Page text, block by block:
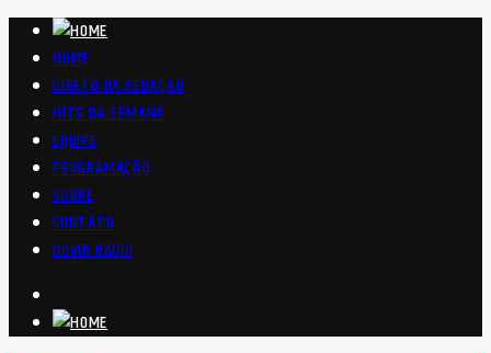
HOME
DIRETO DA REDAÇÃO
HITS DA SEMANA
EQUIPE
PROGRAMAÇÃO
SOBRE
CONTATO
OUVIR RÁDIO